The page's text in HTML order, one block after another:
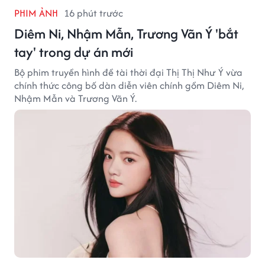
PHIM ẢNH 16 phút trước
Diêm Ni, Nhậm Mẫn, Trương Vãn Ý 'bắt
tay' trong dự án mới
Bộ phim truyền hình đề tài thời đại Thị Thị Như Ý vừa
chính thức công bố dàn diễn viên chính gồm Diêm Ni,
Nhậm Mẫn và Trương Vãn Ý.